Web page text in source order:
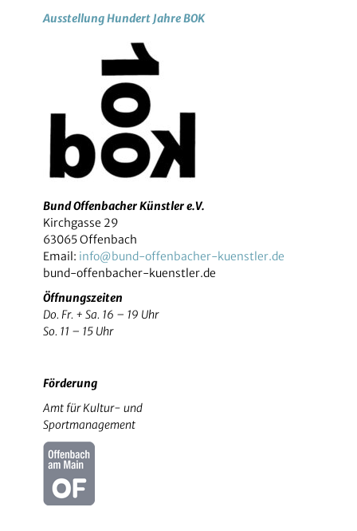
Ausstellung Hundert Jahre BOK
Bund Offenbacher Künstler e.V.
Kirchgasse 29
63065 Offenbach
Email: info@bund-offenbacher-kuenstler.de
bund-offenbacher-kuenstler.de
Öffnungszeiten
Do. Fr. + Sa. 16 – 19 Uhr
So. 11 – 15 Uhr
Förderung
Amt für Kultur- und
Sportmanagement